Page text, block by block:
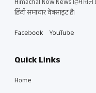
Himachal Now News
हिंदी समाचार वेबसाइट है।
Facebook YouTube
Quick Links
Home